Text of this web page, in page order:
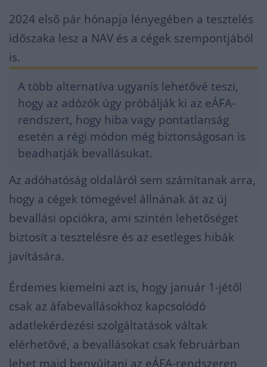
2024 első pár hónapja lényegében a tesztelés
időszaka lesz a NAV és a cégek szempontjából
is.
A több alternatíva ugyanis lehetővé teszi,
hogy az adózók úgy próbálják ki az eÁFA-
rendszert, hogy hiba vagy pontatlanság
esetén a régi módon még biztonságosan is
beadhatják bevallásukat.
Az adóhatóság oldaláról sem számítanak arra,
hogy a cégek tömegével állnának át az új
bevallási opciókra, ami szintén lehetőséget
biztosít a tesztelésre és az esetleges hibák
javítására.
Érdemes kiemelni azt is, hogy január 1-jétől
csak az áfabevallásokhoz kapcsolódó
adatlekérdezési szolgáltatások váltak
elérhetővé, a bevallásokat csak februárban
lehet majd benyújtani az eÁFA-rendszeren